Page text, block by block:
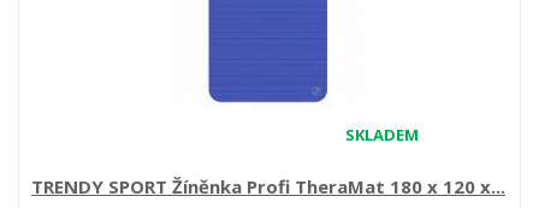
SKLADEM
TRENDY SPORT Žíněnka Profi TheraMat 180 x 120 x...